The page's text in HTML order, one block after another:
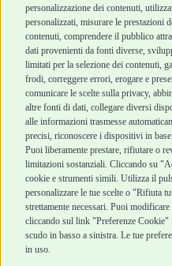
personalizzazione dei contenuti,
personalizzati, misurare le prestazioni
contenuti, comprendere il pubblico
dati provenienti da fonti diverse,
limitati per la selezione dei contenuti,
frodi, correggere errori, erogare e
comunicare le scelte sulla privacy,
altre fonti di dati, collegare diversi
alle informazioni trasmesse
precisi, riconoscere i dispositivi in
Puoi liberamente prestare, rifiutare o
limitazioni sostanziali. Cliccando su
cookie e strumenti simili. Utilizza il
personalizzare le tue scelte o "Rifiuta
strettamente necessari. Puoi
cliccando sul link "Preferenze
scudo in basso a sinistra. Le tue
in uso.
Chi siamo
Punti vendita
Marchi
Blog
Assistenza Robinson
Pet Shop
Offerte
Promozioni
Recensioni Feedaty
Robinson Pet Shop S.r.l.
Via V. Giovanni Schiaparelli,
P.iva 04095130409 | REA:
info@robinsonpetshop.it |